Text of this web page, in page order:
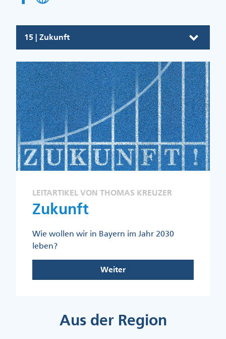
15 | Zukunft
LEITARTIKEL VON THOMAS KREUZER
Zukunft
Wie wollen wir in Bayern im Jahr 2030
leben?
Weiter
Aus der Region